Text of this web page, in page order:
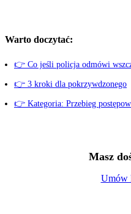
Warto doczytać:
👉 Co jeśli policja odmówi
👉 3 kroki dla pokrzywdzonego
👉 Kategoria: Przebieg
Masz
Umów